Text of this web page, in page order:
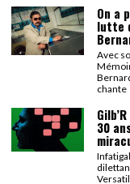
carte noire
On a parlé
Bernardino
moise et son
On a parlé
Bernardino
©
On a
lutte
Avec
chante
30